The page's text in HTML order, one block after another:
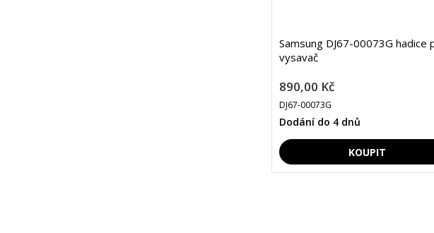
Samsung DJ67-00073G hadice
vysavač
890,00 Kč
DJ67-00073G
Dodání do 4 dnů